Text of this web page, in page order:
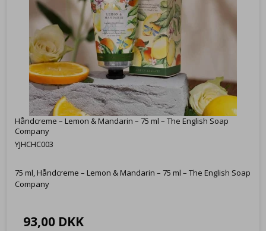
Håndcreme – Lemon & Mandarin – 75 ml – The English Soap
Company
YJHCHC003
75 ml, Håndcreme – Lemon & Mandarin – 75 ml – The English Soap
Company
93,00 DKK